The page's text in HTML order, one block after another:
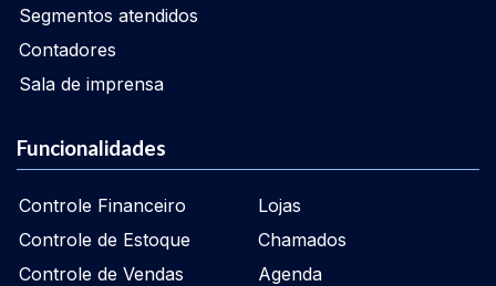
Segmentos atendidos
Contadores
Sala de imprensa
Funcionalidades
Controle Financeiro
Controle de Estoque
Controle de Vendas
Lojas
Chamados
Agenda